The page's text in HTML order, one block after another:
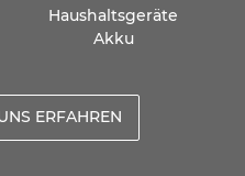
Haushaltsgeräte
Akku
ERFAHREN